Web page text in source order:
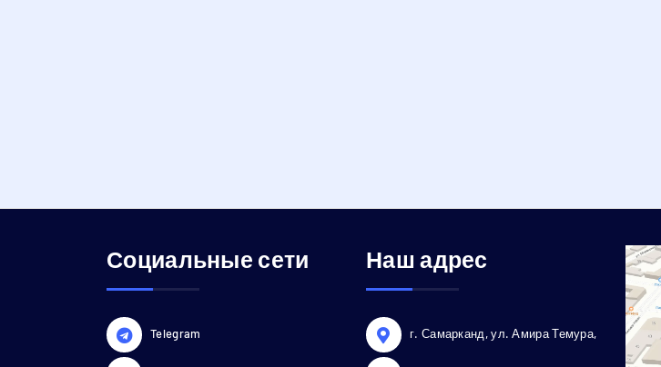
Социальные сети
Telegram
Наш адрес
г. Самарканд, ул. Амира Темура,